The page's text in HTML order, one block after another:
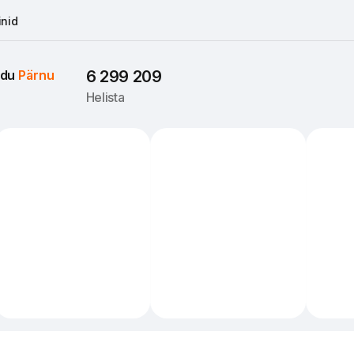
Pärnu 6 299 209
Helista